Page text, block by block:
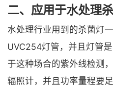
二、应用于水处理
水处理行业用到的杀菌灯
UVC254灯管，并且灯管
于这种场合的紫外线检测
辐照计，并且功率量程要